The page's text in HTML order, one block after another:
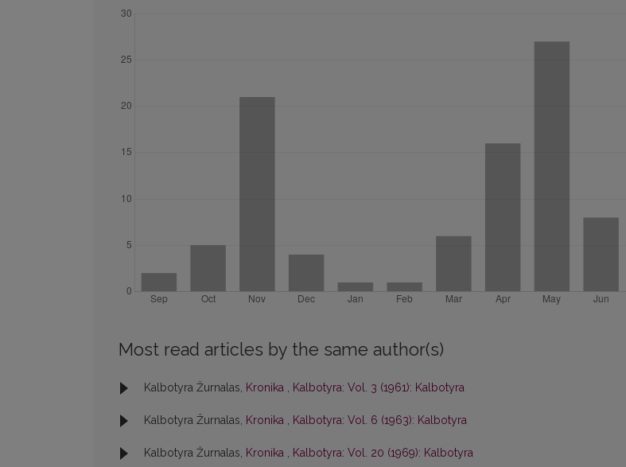
Most read articles by the same author(s)
Kalbotyra Žurnalas, Kronika , Kalbotyra: Vol. 3 (1961): Kalbotyra
Kalbotyra Žurnalas, Kronika , Kalbotyra: Vol. 6 (1963): Kalbotyra
Kalbotyra Žurnalas, Kronika , Kalbotyra: Vol. 20 (1969): Kalbotyra